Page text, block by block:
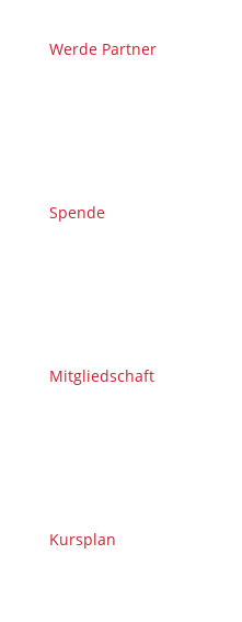
Werde Partner
Spende
Mitgliedschaft
Kursplan